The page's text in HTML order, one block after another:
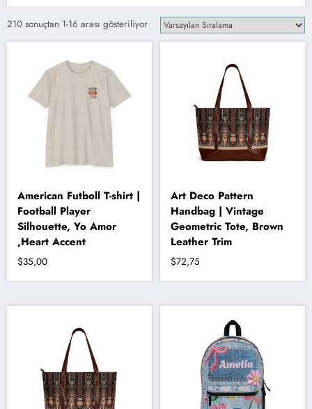
210 sonuçtan 1-16 arası gösteriliyor
American Futboll T-shirt |
Football Player
Silhouette, Yo Amor
,Heart Accent
$35,00
Art Deco Pattern
Handbag | Vintage
Geometric Tote, Brown
Leather Trim
$72,75
Bu
birden
Seçenekler
sayfasından
seçilebilir